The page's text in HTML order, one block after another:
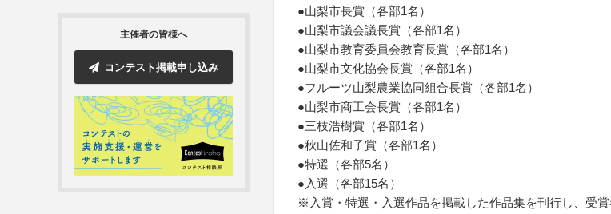
主催者の皆様へ
コンテスト掲載申し込み
●山梨市長賞（各部1名）
●山梨市議会議長賞（各部1名）
●山梨市教育委員会教育長賞（各部1名）
●山梨市文化協会長賞（各部1名）
●フルーツ山梨農業協同組合長賞（各部1名）
●山梨市商工会長賞（各部1名）
●三枝浩樹賞（各部1名）
●秋山佐和子賞（各部1名）
●特選（各部5名）
●入選（各部15名）
※入賞・特選・入選作品を掲載した作品集を刊行し、受